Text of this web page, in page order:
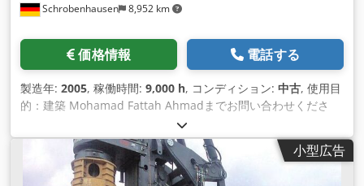
Schrobenhausen 8,952 km
価格情報 電話する
製造年: 2005, 稼働時間: 9,000 h, コンディション: 中古, 使用目
的：建築 Mohamad Fattah Ahmadまでお問い合わせくださ
い。 BAUER BG 28 V 製造年 2004/5 上部構造 BS 80 アンダー
キャリッジ UW 110 CATエンジン 354kW ドリルドライブ KDK
275 S Dcedpjh Tyy Ejfx Af Ujk ケリー、SOB、FDP &VDWのた
めに作成された。 バウアー・ケーシング・システムに対応
小型広告